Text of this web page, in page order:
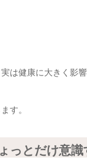
は健康に大きく影響
す。
っとだけ意識